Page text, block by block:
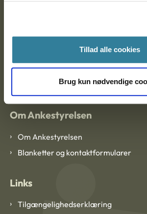
Tillad alle cookies
Brug kun nødvendige
EAN: 57 98 000 35 48 21
CVR: 1007 4002
Om Ankestyrelsen
Om Ankestyrelsen
Blanketter og kontaktformularer
Links
Tilgængelighedserklæring